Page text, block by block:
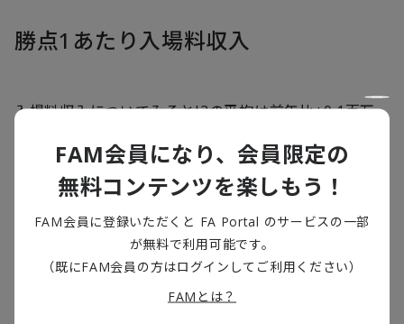
勝点1あたり入場料収入
入場料収入についてみるとJ2の平均は前年比+0.1百万
円（+102.3%）の15.6百万円と順調に増加している一
方で、J2はほぼ横ばいの状況であり、回復が遅れている
状況です。
トップは新潟の7.1百万円で前年比+0.1百万円
（+25.5%）とする一方、勝点も68から84と伸ばし、見
FAM会員になり、会員限定の
無料コンテンツを楽しもう！
FAM会員に登録いただくと FA Portal のサービスの一部
が無料で利用可能です。
（既にFAM会員の方はログインしてご利用ください）
FAMとは？